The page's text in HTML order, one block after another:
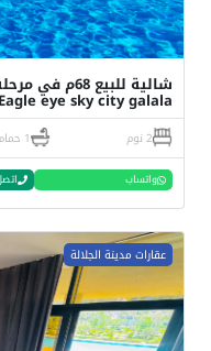
شالية للبيع
Eagle eye sky city galala
2 نوم 1 حمام
واتساب
عقارات مدينة الجلالة